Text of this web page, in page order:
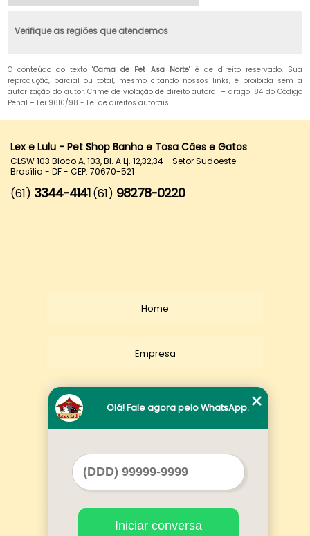
Verifique as regiões que atendemos
O conteúdo do texto "Cama de Pet Asa Norte" é de direito reservado. Sua
reprodução, parcial ou total, mesmo citando nossos links, é proibida sem a
autorização do autor. Crime de violação de direito autoral – artigo 184 do Código
Penal – Lei 9610/98 - Lei de direitos autorais.
Lex e Lulu - Pet Shop Banho e Tosa Cães e Gatos
CLSW 103 Bloco A, 103, Bl. A Lj. 12,32,34 - Setor Sudoeste
Brasília - DF - CEP: 70670-521
(61) 3344-4141 (61) 98278-0220
Home
Empresa
Contato
Olá! Fale agora pelo WhatsApp.
Iniciar conversa